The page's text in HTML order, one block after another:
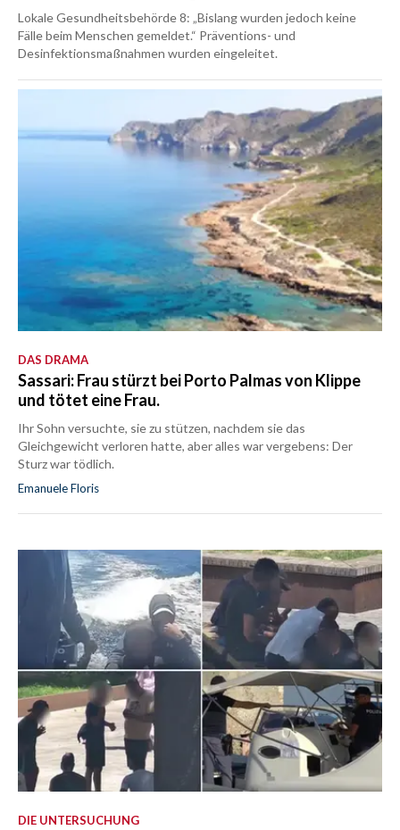
Lokale Gesundheitsbehörde 8: „Bislang wurden jedoch keine
Fälle beim Menschen gemeldet.“ Präventions- und
Desinfektionsmaßnahmen wurden eingeleitet.
DAS DRAMA
Sassari: Frau stürzt bei Porto Palmas von Klippe
und tötet eine Frau.
Ihr Sohn versuchte, sie zu stützen, nachdem sie das
Gleichgewicht verloren hatte, aber alles war vergebens: Der
Sturz war tödlich.
Emanuele Floris
DIE UNTERSUCHUNG